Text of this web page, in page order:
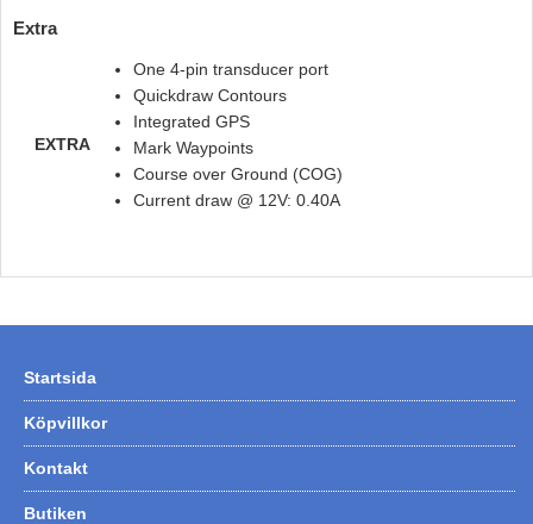
Extra
EXTRA
One 4-pin transducer port
Quickdraw Contours
Integrated GPS
Mark Waypoints
Course over Ground (COG)
Current draw @ 12V: 0.40A
Startsida
Köpvillkor
Kontakt
Butiken